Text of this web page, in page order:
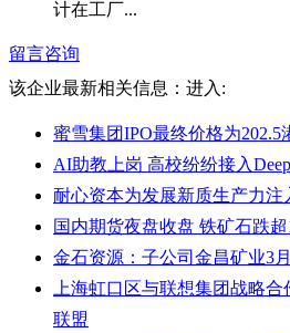
计在工厂...
留言咨询
该企业最新相关信息： 进入:
蜜雪集团IPO最终价格为202.5
AI助教上岗 高校纷纷接入
耐心资本为发展新质生产力注
国内期货夜盘收盘 铁矿石跌超
金石资源：子公司金昌矿业3
上海虹口区与联想集团战略
联盟